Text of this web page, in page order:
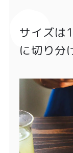
サイズは
に切り分